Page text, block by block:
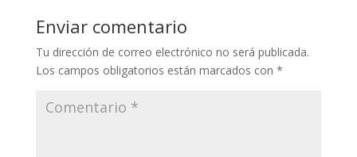
Enviar comentario
Tu dirección de correo electrónico no será publicada.
Los campos obligatorios están marcados con *